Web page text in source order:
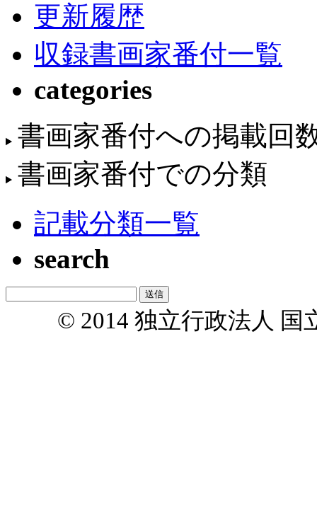
更新履歴
収録書画家番付一覧
categories
書画家番付への掲載回
書画家番付での分類
記載分類一覧
search
© 2014 独立行政法人 国